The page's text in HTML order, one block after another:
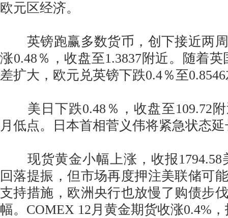
欧元区经济。
英镑跑赢多数货币，创下接近两周
涨0.48％，收盘至1.3837附近。随着
差扩大，欧元兑英镑下跌0.4％至
美日下跌0.48％，收盘至109.72附
月低点。日本首相菅义伟将紧急状态
现货黄金小幅上涨，收报1794.58
回落提振，但市场再度押注美联储可
支持措施，欧洲央行也放慢了购债步
幅。COMEX 12月黄金期货收涨0.4%